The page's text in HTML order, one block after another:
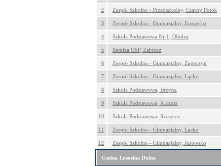
2 Zespół Szkolno - Przedszkolny, Czarny Potok
3 Zespół Szkolno - Gimnazjalny, Jazowsko
4 Szkoła Podstawowa Nr 1, Obidza
5 Remiza OSP, Zabrzeż
6 Zespół Szkolno - Gimnazjalny, Zagorzyn
7 Zespół Szkolno - Gimnazjalny, Łącko
8 Szkoła Podstawowa, Brzyna
9 Szkoła Podstawowa, Kicznia
10 Szkoła Podstawowa, Szczereż
11 Zespół Szkolno - Gimnazjalny, Łącko
12 Zespół Szkolno - Gimnazjalny, Jazowsko
Gmina Łososina Dolna